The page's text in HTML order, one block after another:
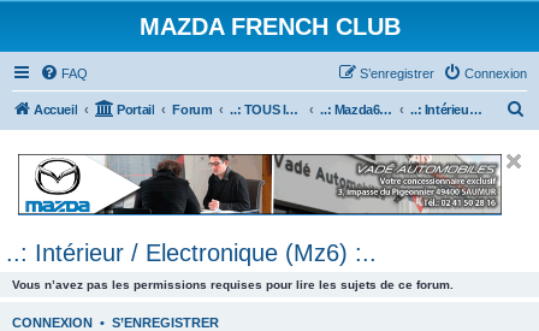
MAZDA FRENCH CLUB
FAQ Connexion
S’enregistrer
Accueil Portail Forum ..: TOUS les Véhicules MAZDA :.. ..: Mazda6 :.. ..: Intérieur / Electronique (Mz6) :..
..: Intérieur / Electronique (Mz6) :..
Vous n’avez pas les permissions requises pour lire les sujets de ce forum.
CONNEXION • S’ENREGISTRER